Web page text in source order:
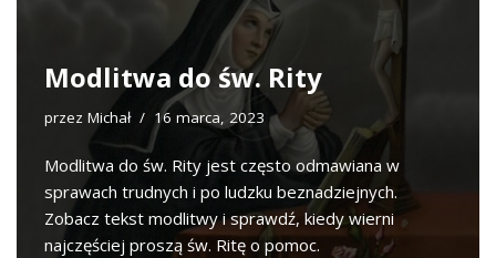
Modlitwa do św. Rity
przez Michał 16 marca, 2023
Modlitwa do św. Rity jest często odmawiana w
sprawach trudnych i po ludzku beznadziejnych.
Zobacz tekst modlitwy i sprawdź, kiedy wierni
najczęściej proszą św. Ritę o pomoc.